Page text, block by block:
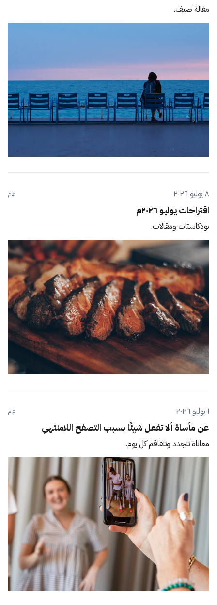
مقالة ضيف.
٨ يوليو ٢٠٢٦ عام
اقتراحات يوليو ٢٠٢٦م
بودكاستات ومقالات.
١ يوليو ٢٠٢٦ عام
عن مأساة ألا تفعل شيئًا بسبب التصفح اللامنتهي
معاناة تتجدد وتتفاقم كل يوم.